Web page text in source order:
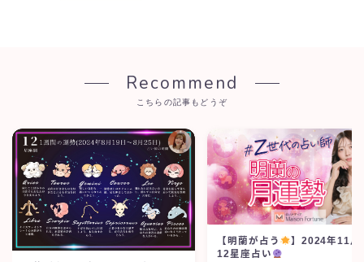
Recommend
こちらの記事もどうぞ
【明蘭が占う
】2024年11月
12星座占い